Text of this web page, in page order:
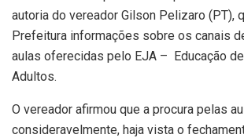
autoria do vereador Gilson Pelizaro (PT),
Prefeitura informações sobre os canais
aulas oferecidas pelo EJA – Educação
Adultos.
O vereador afirmou que a procura pelas
consideravelmente, haja vista o